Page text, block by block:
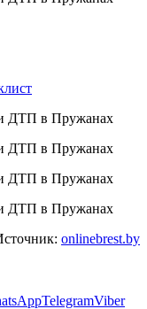
onlinebrest.by
TelegramViber